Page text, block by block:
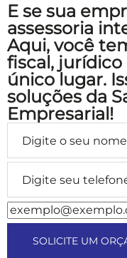
E se sua
assessoria
Aqui, você
fiscal,
único lugar.
soluções da
Empresarial!